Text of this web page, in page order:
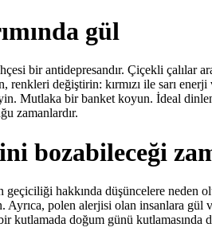
gül
bir antidepresandır. Çiçekli çalılar
renkleri değiştirin: kırmızı ile sarı
Mutlaka bir banket koyun. İdeal
zamanlardır.
bozabileceği
hakkında düşüncelere neden
Ayrıca, polen alerjisi olan insanlara
kutlamada doğum günü kutlamasında